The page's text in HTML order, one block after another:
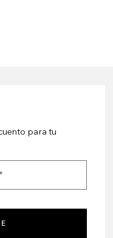
para tu
*